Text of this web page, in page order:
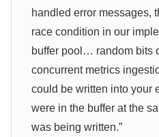
handled error messages,
race condition in our
buffer pool… random bits
concurrent metrics
could be written into your
were in the buffer at the
was being written.”